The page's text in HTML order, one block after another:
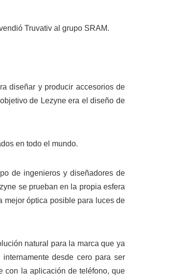
Truvativ al grupo SRAM.
diseñar y producir accesorios de
de Lezyne era el diseño de
en todo el mundo.
de ingenieros y diseñadores de
se prueban en la propia esfera
mejor óptica posible para luces de
natural para la marca que ya
desde cero para ser
con la aplicación de teléfono, que